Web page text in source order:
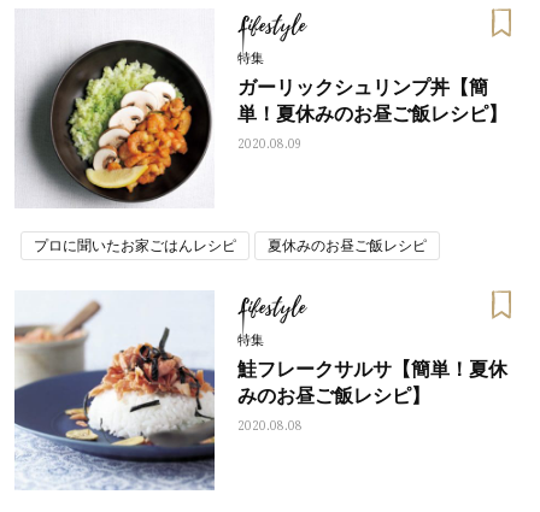
Lifestyle
特集
ガーリックシュリンプ丼【簡
単！夏休みのお昼ご飯レシピ】
2020.08.09
プロに聞いたお家ごはんレシピ 夏休みのお昼ご飯レシピ
Lifestyle
特集
鮭フレークサルサ【簡単！夏休
みのお昼ご飯レシピ】
2020.08.08